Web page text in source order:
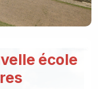
école